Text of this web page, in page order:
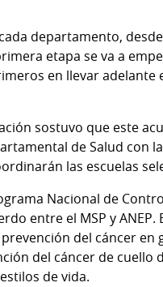
departamento,
etapa se va a
en llevar
sostuvo que este
de Salud con
las escuelas
Nacional de
entre el MSP y
del cáncer en
del cáncer de cuello
de vida.